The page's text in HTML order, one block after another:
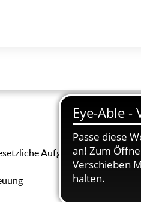
Aufgaben: